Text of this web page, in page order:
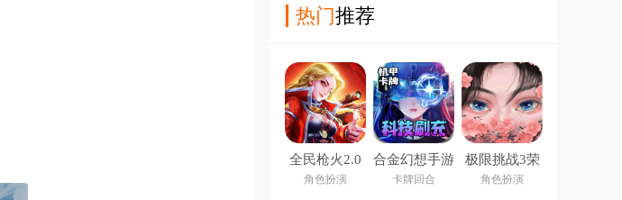
热门推荐
全民枪火2.0
手游
角色扮演
合金幻想手游
卡牌回合
极限挑战3荣
耀之战手游
角色扮演